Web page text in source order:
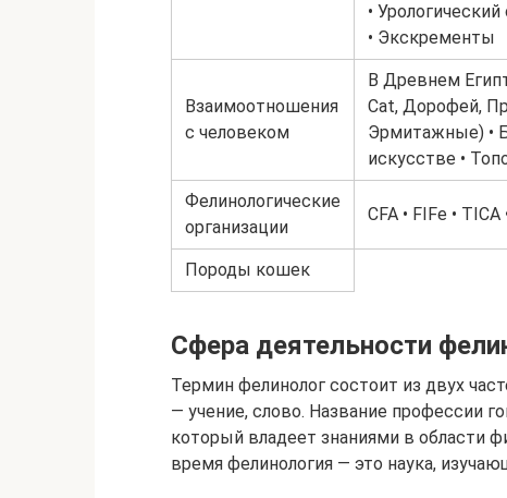
•
• Экскременты
Взаимоотношения
с человеком
В Древнем
Cat, Дорофей,
Эрмитажные) •
искусстве •
Фелинологические
организации
CFA • FIFe •
Породы кошек
Сфера деятельности
Термин фелинолог состоит из двух
— учение, слово. Название профессии
который владеет знаниями в области
время фелинология — это наука,